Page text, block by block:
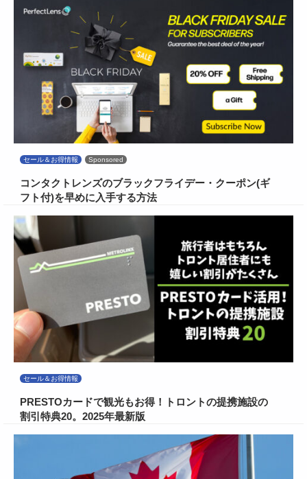
セール＆お得情報 Sponsored
コンタクトレンズのブラックフライデー・クーポン(ギ
フト付)を早めに入手する方法
セール＆お得情報
PRESTOカードで観光もお得！トロントの提携施設の
割引特典20。2025年最新版